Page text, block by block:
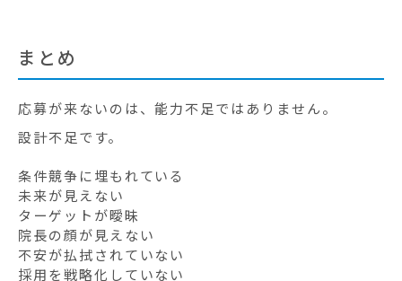
まとめ
応募が来ないのは、能力不足ではありません。
設計不足です。
条件競争に埋もれている
未来が見えない
ターゲットが曖昧
院長の顔が見えない
不安が払拭されていない
採用を戦略化していない